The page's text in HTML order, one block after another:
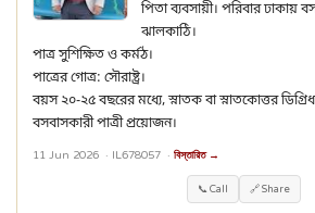
পিতা ব্যবসায়ী। পরিবার ঢাকায়
ঝালকাঠি।
পাত্র সুশিক্ষিত ও কর্মঠ।
পাত্রের গোত্র: সৌরাষ্ট্র।
বয়স ২০-২৫ বছরের মধ্যে, স্নাতক বা স্নাতকোত্তর
বসবাসকারী পাত্রী প্রয়োজন।
11 Jun 2026 · IL678057 · বিস্তারিত →
📞 Call 🔗 Share